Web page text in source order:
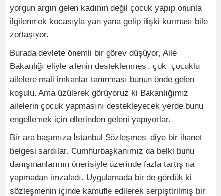
yorgun argın gelen kadının değil çocuk yapıp onunla
ilgilenmek kocasıyla yan yana gelip ilişki kurması bile
zorlaşıyor.
Burada devlete önemli bir görev düşüyor, Aile
Bakanlığı eliyle ailenin desteklenmesi, çok çocuklu
ailelere mali imkanlar tanınması bunun önde gelen
koşulu. Ama üzülerek görüyoruz ki Bakanlığımız
ailelerin çocuk yapmasını destekleyecek yerde bunu
engellemek için ellerinden geleni yapıyorlar.
Bir ara başımıza İstanbul Sözleşmesi diye bir ihanet
belgesi sardılar. Cumhurbaşkanımız da belki bunu
danışmanlarının önerisiyle üzerinde fazla tartışma
yapmadan imzaladı. Uygulamada bir de gördük ki
sözleşmenin içinde kamufle edilerek serpiştirilmiş bir